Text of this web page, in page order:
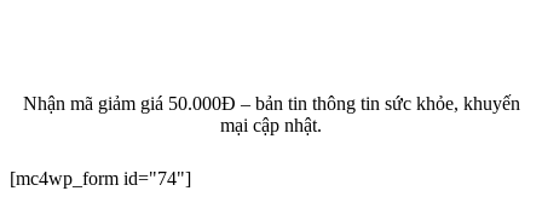
Nhận mã giảm giá 50.000Đ – bản tin thông tin sức khỏe, khuyến
mại cập nhật.
[mc4wp_form id="74"]